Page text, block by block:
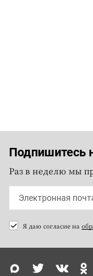
Подпишитесь
Раз в неделю мы
Я даю согласие на